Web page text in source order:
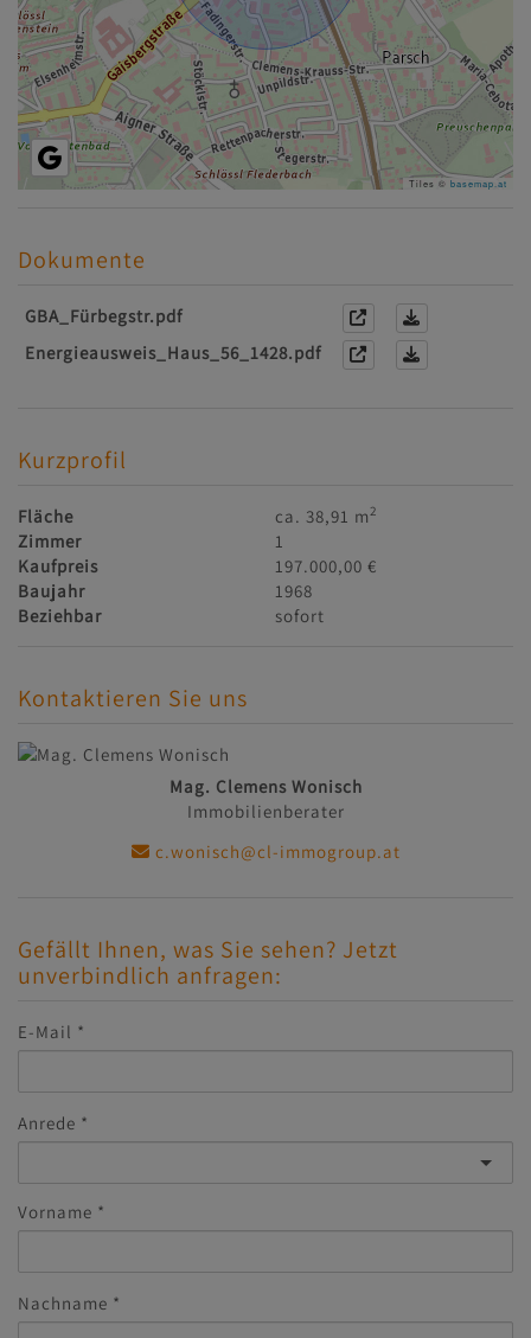
Tiles © basemap.at
Dokumente
GBA_Fürbegstr.pdf
Energieausweis_Haus_56_1428.pdf
Kurzprofil
Fläche ca. 38,91 m2
Zimmer
1
Kaufpreis
197.000,00 €
Baujahr
1968
Beziehbar
sofort
Kontaktieren Sie uns
Mag. Clemens Wonisch
Immobilienberater
c.wonisch@cl-immogroup.at
Gefällt Ihnen, was Sie sehen? Jetzt
unverbindlich anfragen:
E-Mail
Anrede
Vorname
Nachname